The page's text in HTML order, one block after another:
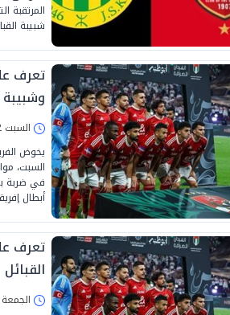
المرتقبة
شبيبة
تعرف
وشبيبة
السبت 22/نوفمبر/2025 - 12:45 م
يخوض
السبت،
في ضربة
أبطال
تعرف
القبائل
الجمعة 21/نوفمبر/2025 - 02:47 م